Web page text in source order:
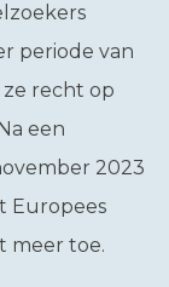
periode van
recht op
een
2023
Europees
meer toe.